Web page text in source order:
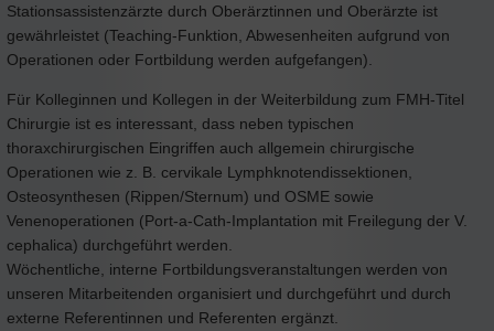
Stationsassistenzärzte durch Oberärztinnen und Oberärzte ist
gewährleistet (Teaching-Funktion, Abwesenheiten aufgrund von
Operationen oder Fortbildung werden aufgefangen).
Für Kolleginnen und Kollegen in der Weiterbildung zum FMH-Titel
Chirurgie ist es interessant, dass neben typischen
thoraxchirurgischen Eingriffen auch allgemein chirurgische
Operationen wie z. B. cervikale Lymphknotendissektionen,
Osteosynthesen (Rippen/Sternum) und OSME sowie
Venenoperationen (Port-a-Cath-Implantation mit Freilegung der V.
cephalica) durchgeführt werden.
Wöchentliche, interne Fortbildungsveranstaltungen werden von
unseren Mitarbeitenden organisiert und durchgeführt und durch
externe Referentinnen und Referenten ergänzt.